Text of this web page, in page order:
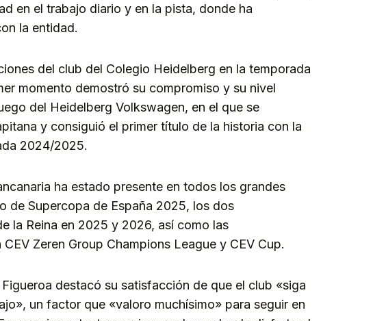
en el trabajo diario y en la pista, donde ha
la entidad.
del club del Colegio Heidelberg en la temporada
momento demostró su compromiso y su nivel
del Heidelberg Volkswagen, en el que se
y consiguió el primer título de la historia con la
2024/2025.
ha estado presente en todos los grandes
de Supercopa de España 2025, los dos
la Reina en 2025 y 2026, así como las
Zeren Group Champions League y CEV Cup.
destacó su satisfacción de que el club «siga
un factor que «valoro muchísimo» para seguir en